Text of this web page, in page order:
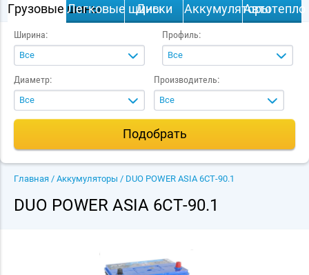
Грузовые шиныЛегковые шины
Диски АккумуляторыАвтотепло
Ширина:
Все
Профиль:
Все
Диаметр:
Все
Производитель:
Все
Подобрать
Главная / Аккумуляторы / DUO POWER ASIA 6СТ-90.1
DUO POWER ASIA 6СТ-90.1